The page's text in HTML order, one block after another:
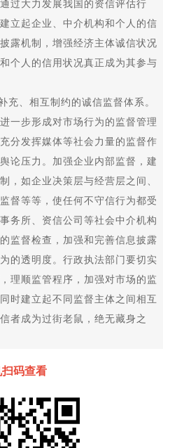
过大力发展我国的资信评估行
立起企业、中介机构和个人的信
露机制，增强经济主体诚信状况
个人的信用状况真正成为其参与
、相互制约的诚信监督体系。
一步形成对市场行为的监督管理
分发挥媒体等社会力量的监督作
论压力。加强企业内部监督，建
，如企业决策层与经营层之间、
督等等，使任何不守信行为都受
务所、资信公司等社会中介机构
监督检查，加强和完善信息披露
的透明度。行政执法部门要切实
理顺监管程序，加强对市场的监
时建立起不同监督主体之间相互
者成为过街老鼠，绝无藏身之
码查看